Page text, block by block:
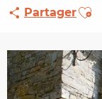
Partager